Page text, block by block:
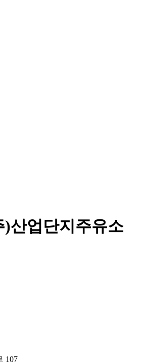
)산업단지주유소
107